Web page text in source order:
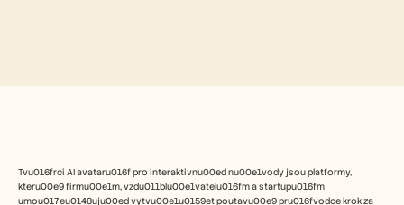
Tvu016frci AI avataru016f pro interaktivnu00ed nu00e1vody jsou platformy,
kteru00e9 firmu00e1m, vzdu011blu00e1vatelu016fm a startupu016fm
umou017eu0148uju00ed vytvu00e1u0159et poutavu00e9 pru016fvodce krok za